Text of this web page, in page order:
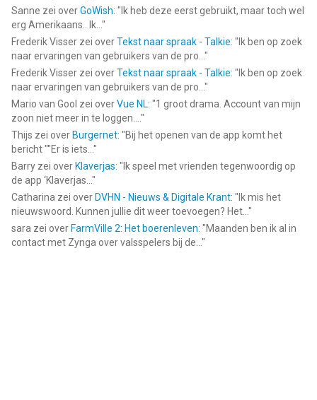
Sanne zei overGoWish: " Ik heb deze eerst gebruikt, maar toch wel
erg Amerikaans.. Ik... "
Frederik Visser zei overTekst naar spraak - Talkie: " Ik ben op zoek
naar ervaringen van gebruikers van de pro... "
Frederik Visser zei overTekst naar spraak - Talkie: " Ik ben op zoek
naar ervaringen van gebruikers van de pro... "
Mario van Gool zei overVue NL: "1 groot drama. Account van mijn
zoon niet meer in te loggen.... "
Thijs zei over Burgernet: "Bij het openen van de app komt het
bericht ""Er is iets... "
Barry zei over Klaverjas: " Ik speel met vrienden tegenwoordig op
de app ‘Klaverjas... "
Catharina zei over DVHN - Nieuws & Digitale Krant: " Ik mis het
nieuwswoord. Kunnen jullie dit weer toevoegen? Het... "
sara zei over FarmVille 2: Het boerenleven: "Maanden ben ik al in
contact met Zynga over valsspelers bij de... "